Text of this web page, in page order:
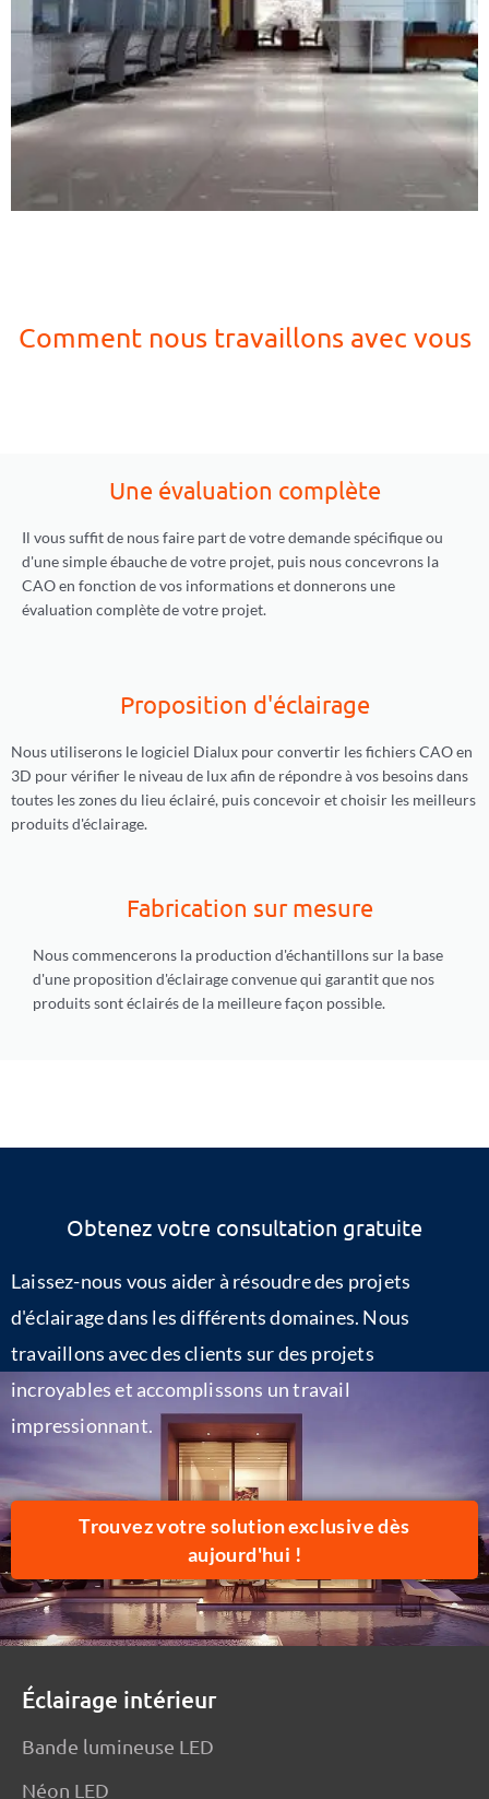
Comment nous travaillons avec vous
Une évaluation complète
Il vous suffit de nous faire part de votre demande spécifique ou
d'une simple ébauche de votre projet, puis nous concevrons la
CAO en fonction de vos informations et donnerons une
évaluation complète de votre projet.
Proposition d'éclairage
Nous utiliserons le logiciel Dialux pour convertir les fichiers CAO en
3D pour vérifier le niveau de lux afin de répondre à vos besoins dans
toutes les zones du lieu éclairé, puis concevoir et choisir les meilleurs
produits d'éclairage.
Fabrication sur mesure
Nous commencerons la production d'échantillons sur la base
d'une proposition d'éclairage convenue qui garantit que nos
produits sont éclairés de la meilleure façon possible.
Obtenez votre consultation gratuite
Laissez-nous vous aider à résoudre des projets
d'éclairage dans les différents domaines. Nous
travaillons avec des clients sur des projets
incroyables et accomplissons un travail
impressionnant.
Trouvez votre solution exclusive dès
aujourd'hui !
Éclairage intérieur
Bande lumineuse LED
Néon LED